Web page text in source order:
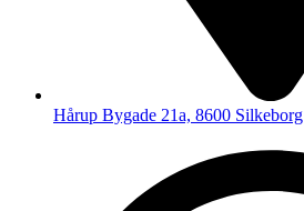
Hårup Bygade 21a, 8600 Silkeborg